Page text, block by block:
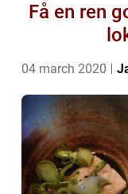
Få en ren
04 march 2020